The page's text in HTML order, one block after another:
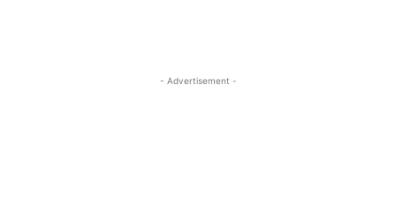
- Advertisement -